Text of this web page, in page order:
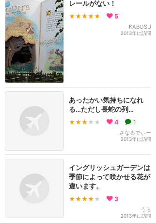
レールがない！
★★★★★ 5
KABOSU
2013年に訪問
あったかい気持ちになれ
る…ただし長蛇の列…
★★★ ★★ 4 1
さなるでぃー
2013年に訪問
イングリッシュガーデンは
季節によって咲かせる花が
違います。
★★★★ ★ 3
うら
2013年に訪問